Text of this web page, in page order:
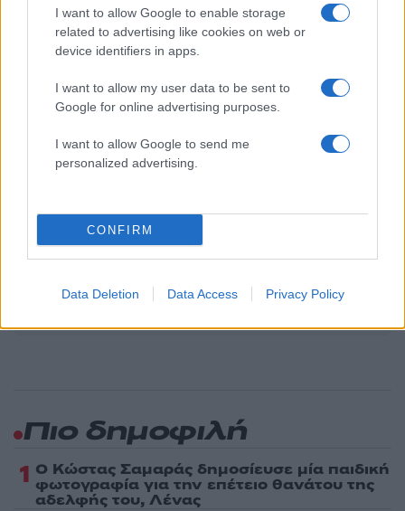
I want to allow Google to enable storage
related to advertising like cookies on web or
device identifiers in apps.
I want to allow my user data to be sent to
Google for online advertising purposes.
I want to allow Google to send me
personalized advertising.
CONFIRM
Data Deletion Data Access Privacy Policy
Υποβολή σχολίου
. Το site προστατεύεται από reCAPTCHA, ισχύουν
Πολιτική Απορρήτου&Όροι Χρήσηςτης Google.
Κόσμος
Share:
ενημερωθείτε πρώτοι για όλη την ειδησεογραφία και τα
Πιο δημοφιλή
1 Ο Κώστας Σαμαράς δημοσίευσε μία παιδική
φωτογραφία για την επέτειο θανάτου της
αδελφής του, Λένας